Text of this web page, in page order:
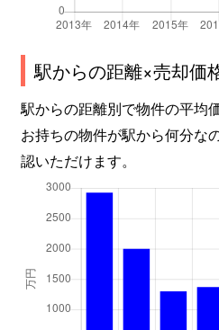
駅からの距離×売却価
駅からの距離別で物件の平均
お持ちの物件が駅から何分な
認いただけます。